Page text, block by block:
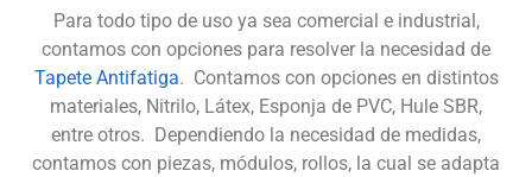
Para todo tipo de uso ya sea comercial e industrial,
contamos con opciones para resolver la necesidad de
Tapete Antifatiga. Contamos con opciones en distintos
materiales, Nitrilo, Látex, Esponja de PVC, Hule SBR,
entre otros. Dependiendo la necesidad de medidas,
contamos con piezas, módulos, rollos, la cual se adapta